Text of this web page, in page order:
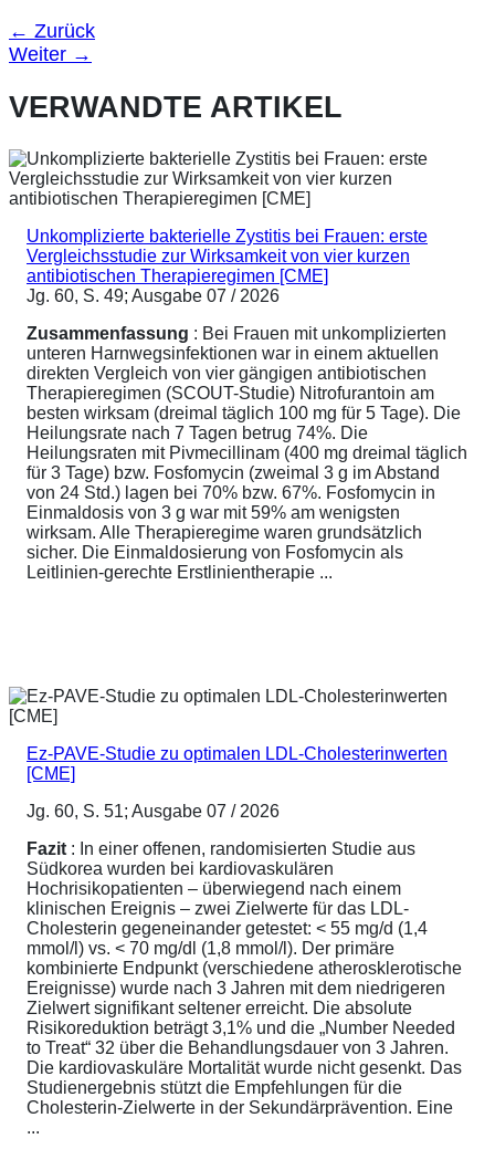
← Zurück
Weiter →
VERWANDTE ARTIKEL
Unkomplizierte bakterielle Zystitis bei Frauen: erste
Vergleichsstudie zur Wirksamkeit von vier kurzen
antibiotischen Therapieregimen [CME]
Jg. 60, S. 49; Ausgabe 07 / 2026
Zusammenfassung : Bei Frauen mit unkomplizierten
unteren Harnwegsinfektionen war in einem aktuellen
direkten Vergleich von vier gängigen antibiotischen
Therapieregimen (SCOUT-Studie) Nitrofurantoin am
besten wirksam (dreimal täglich 100 mg für 5 Tage). Die
Heilungsrate nach 7 Tagen betrug 74%. Die
Heilungsraten mit Pivmecillinam (400 mg dreimal täglich
für 3 Tage) bzw. Fosfomycin (zweimal 3 g im Abstand
von 24 Std.) lagen bei 70% bzw. 67%. Fosfomycin in
Einmaldosis von 3 g war mit 59% am wenigsten
wirksam. Alle Therapieregime waren grundsätzlich
sicher. Die Einmaldosierung von Fosfomycin als
Leitlinien-gerechte Erstlinientherapie ...
Ez-PAVE-Studie zu optimalen LDL-Cholesterinwerten
[CME]
Jg. 60, S. 51; Ausgabe 07 / 2026
Fazit : In einer offenen, randomisierten Studie aus
Südkorea wurden bei kardiovaskulären
Hochrisikopatienten – überwiegend nach einem
klinischen Ereignis – zwei Zielwerte für das LDL-
Cholesterin gegeneinander getestet: < 55 mg/d (1,4
mmol/l) vs. < 70 mg/dl (1,8 mmol/l). Der primäre
kombinierte Endpunkt (verschiedene atherosklerotische
Ereignisse) wurde nach 3 Jahren mit dem niedrigeren
Zielwert signifikant seltener erreicht. Die absolute
Risikoreduktion beträgt 3,1% und die „Number Needed
to Treat“ 32 über die Behandlungsdauer von 3 Jahren.
Die kardiovaskuläre Mortalität wurde nicht gesenkt. Das
Studienergebnis stützt die Empfehlungen für die
Cholesterin-Zielwerte in der Sekundärprävention. Eine
...